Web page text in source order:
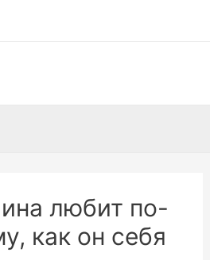
любит по-
как он себя